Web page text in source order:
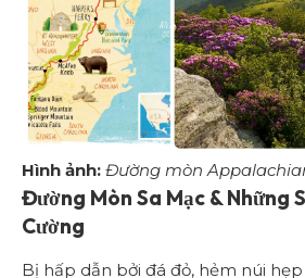
Hình ảnh: Đường mòn
Đường Mòn Sa Mạc & Những
Cường
Bị hấp dẫn bởi đá đỏ, hẻm núi